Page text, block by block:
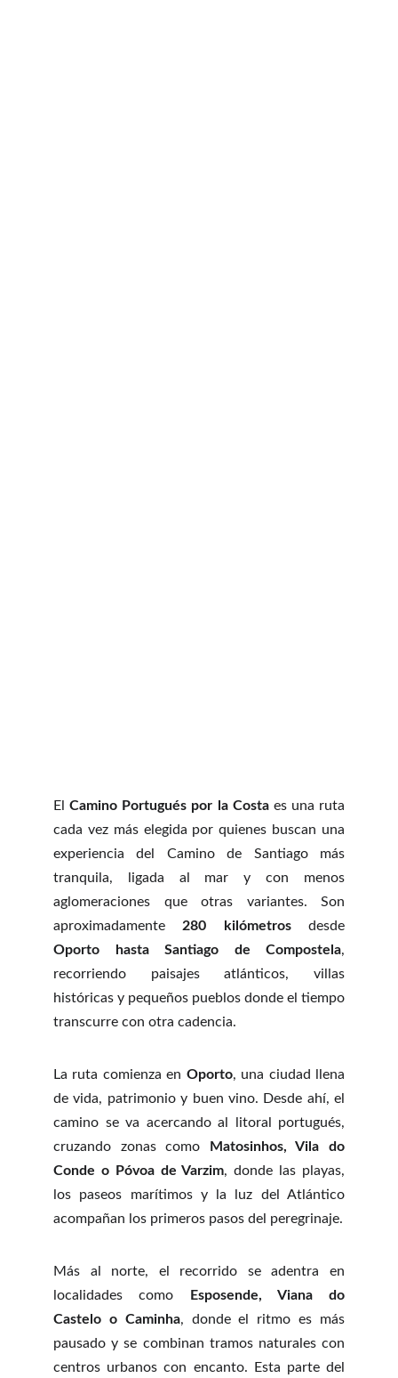
ElCamino Portugués por la Costaes una ruta
cada vez más elegida por quienes buscan una
experiencia del Camino de Santiago más
tranquila, ligada al mar y con menos
aglomeraciones que otras variantes. Son
aproximadamente 280 kilómetrosdesde
Oporto hasta Santiago de Compostela,
recorriendo paisajes atlánticos, villas
históricas y pequeños pueblos donde el tiempo
transcurre con otra cadencia.
La ruta comienza en Oporto, una ciudad llena
de vida, patrimonio y buen vino. Desde ahí, el
camino se va acercando al litoral portugués,
cruzando zonas como
Matosinhos, Vila do
Conde o Póvoa de Varzim, donde las playas,
los paseos marítimos y la luz del Atlántico
acompañan los primeros pasos del peregrinaje.
Más al norte, el recorrido se adentra en
localidades como
Esposende, Viana do
Castelo o Caminha, donde el ritmo es más
pausado y se combinan tramos naturales con
centros urbanos con encanto. Esta parte del